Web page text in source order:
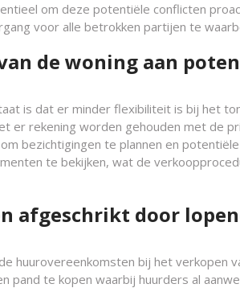
om deze potentiële conflicten
voor alle betrokken partijen te
de woning aan
is dat er minder flexibiliteit is bij het
er rekening worden gehouden met de
bezichtigingen te plannen en
te bekijken, wat de
afgeschrikt door
huurovereenkomsten bij het verkopen
pand te kopen waarbij huurders al